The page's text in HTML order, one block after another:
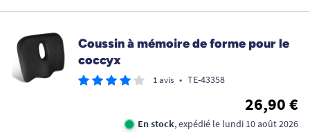
Coussin à mémoire de forme pour le
coccyx
1 avis • TE-43358
26,90 €
En stock, expédié le lundi 10 août 2026